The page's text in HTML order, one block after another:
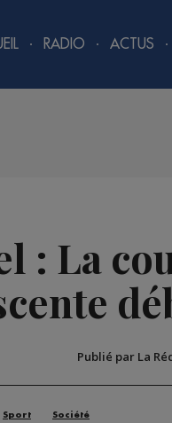
RADIO ACTUS
: La
Publié par La
Sport Société